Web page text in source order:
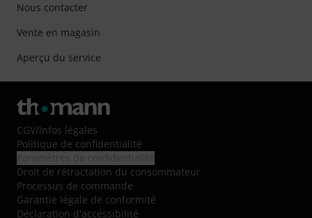
Nous contacter
Vente en magasin
Aperçu du service
CGV/Infos légales
Politique de confidentialité
Droit de rétractation du consommateur
Processus de commande
Garantie légale de conformité
Déclaration d'accessibilité